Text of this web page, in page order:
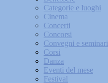
Categorie e luoghi
Cinema
Concerti
Concorsi
Convegni e seminari
Corsi
Danza
Eventi del mese
Festival